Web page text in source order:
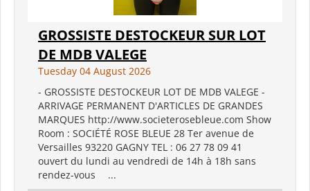
GROSSISTE DESTOCKEUR SUR LOT
DE MDB VALEGE
Tuesday 04 August 2026
- GROSSISTE DESTOCKEUR LOT DE MDB VALEGE -
ARRIVAGE PERMANENT D'ARTICLES DE GRANDES
MARQUES http://www.societerosebleue.com Show
Room : SOCIÉTÉ ROSE BLEUE 28 Ter avenue de
Versailles 93220 GAGNY TEL : 06 27 78 09 41
ouvert du lundi au vendredi de 14h à 18h sans
rendez-vous ...